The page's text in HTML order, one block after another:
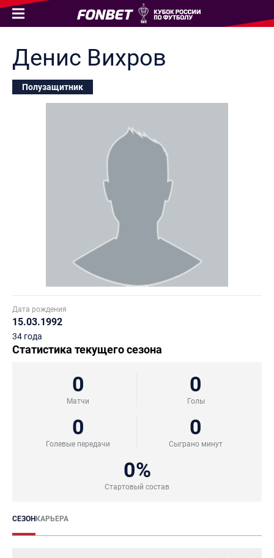
Денис Вихров
Полузащитник
Дата рождения
15.03.1992
34 года
Статистика текущего сезона
0
Матчи
0
Голы
0
Голевые передачи
0
Сыграно минут
0%
Стартовый состав
СЕЗОНКАРЬЕРА